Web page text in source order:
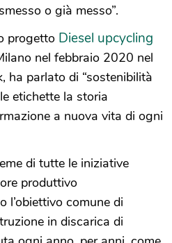
o già messo”.
progetto Diesel upcycling
nel febbraio 2020 nel
ha parlato di “sostenibilità
etichette la storia
a nuova vita di ogni
di tutte le iniziative
produttivo
l’obiettivo comune di
in discarica di